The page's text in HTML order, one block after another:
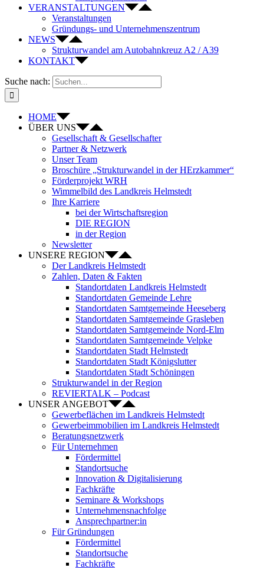
VERANSTALTUNGEN
Veranstaltungen
Gründungs- und Unternehmenszentrum
NEWS
Strukturwandel am Autobahnkreuz A2 / A39
KONTAKT
Suche nach:
HOME
ÜBER UNS
Gesellschaft & Gesellschafter
Partner & Netzwerk
Unser Team
Broschüre „Strukturwandel in der HErzkammer“
Förderprojekt WRH
Wimmelbild des Landkreis Helmstedt
Ihre Karriere
bei der Wirtschaftsregion
DIE REGION
in der Region
Newsletter
UNSERE REGION
Der Landkreis Helmstedt
Zahlen, Daten & Fakten
Standortdaten Landkreis Helmstedt
Standortdaten Gemeinde Lehre
Standortdaten Samtgemeinde Heeseberg
Standortdaten Samtgemeinde Grasleben
Standortdaten Samtgemeinde Nord-Elm
Standortdaten Samtgemeinde Velpke
Standortdaten Stadt Helmstedt
Standortdaten Stadt Königslutter
Standortdaten Stadt Schöningen
Strukturwandel in der Region
REVIERTALK – Podcast
UNSER ANGEBOT
Gewerbeflächen im Landkreis Helmstedt
Gewerbeimmobilien im Landkreis Helmstedt
Beratungsnetzwerk
Für Unternehmen
Fördermittel
Standortsuche
Innovation & Digitalisierung
Fachkräfte
Seminare & Workshops
Unternehmensnachfolge
Ansprechpartner:in
Für Gründungen
Fördermittel
Standortsuche
Fachkräfte